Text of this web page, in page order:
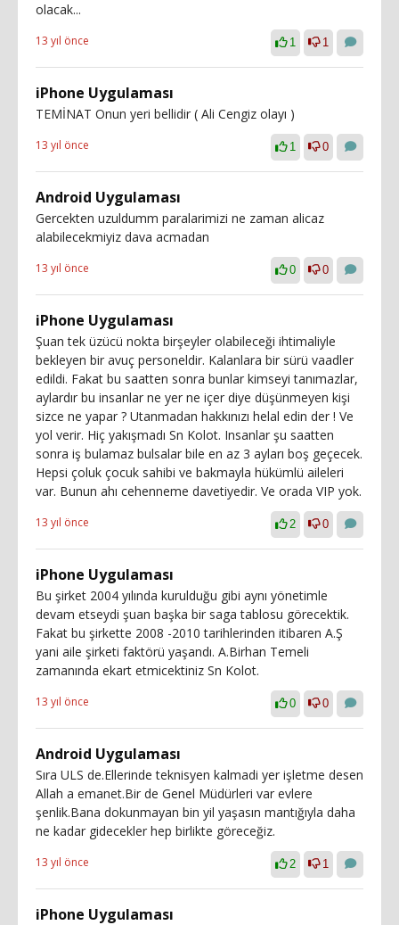
olacak...
13 yıl önce 1 1
iPhone Uygulaması
TEMİNAT Onun yeri bellidir ( Ali Cengiz olayı )
13 yıl önce 1 0
Android Uygulaması
Gercekten uzuldumm paralarimizi ne zaman alicaz
alabilecekmiyiz dava acmadan
13 yıl önce 0 0
iPhone Uygulaması
Şuan tek üzücü nokta birşeyler olabileceği ihtimaliyle
bekleyen bir avuç personeldir. Kalanlara bir sürü vaadler
edildi. Fakat bu saatten sonra bunlar kimseyi tanımazlar,
aylardır bu insanlar ne yer ne içer diye düşünmeyen kişi
sizce ne yapar ? Utanmadan hakkınızı helal edin der ! Ve
yol verir. Hiç yakışmadı Sn Kolot. Insanlar şu saatten
sonra iş bulamaz bulsalar bile en az 3 ayları boş geçecek.
Hepsi çoluk çocuk sahibi ve bakmayla hükümlü aileleri
var. Bunun ahı cehenneme davetiyedir. Ve orada VIP yok.
13 yıl önce 2 0
iPhone Uygulaması
Bu şirket 2004 yılında kurulduğu gibi aynı yönetimle
devam etseydi şuan başka bir saga tablosu görecektik.
Fakat bu şirkette 2008 -2010 tarihlerinden itibaren A.Ş
yani aile şirketi faktörü yaşandı. A.Birhan Temeli
zamanında ekart etmicektiniz Sn Kolot.
13 yıl önce 0 0
Android Uygulaması
Sıra ULS de.Ellerinde teknisyen kalmadi yer işletme desen
Allah a emanet.Bir de Genel Müdürleri var evlere
şenlik.Bana dokunmayan bin yil yaşasın mantığıyla daha
ne kadar gidecekler hep birlikte göreceğiz.
13 yıl önce 2 1
iPhone Uygulaması